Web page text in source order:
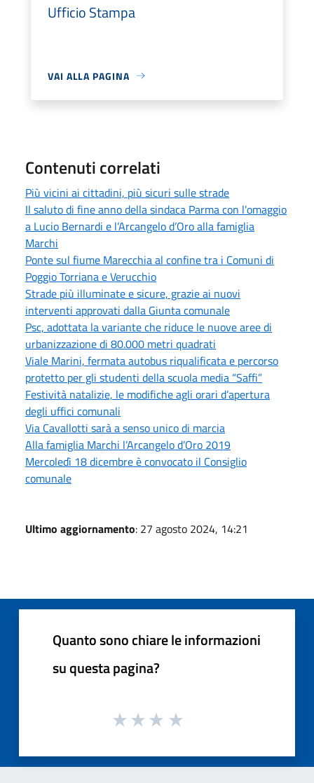
Ufficio Stampa
VAI ALLA PAGINA
Contenuti correlati
Più vicini ai cittadini, più sicuri sulle strade
Il saluto di fine anno della sindaca Parma con l’omaggio
a Lucio Bernardi e l’Arcangelo d’Oro alla famiglia
Marchi
Ponte sul fiume Marecchia al confine tra i Comuni di
Poggio Torriana e Verucchio
Strade più illuminate e sicure, grazie ai nuovi
interventi approvati dalla Giunta comunale
Psc, adottata la variante che riduce le nuove aree di
urbanizzazione di 80.000 metri quadrati
Viale Marini, fermata autobus riqualificata e percorso
protetto per gli studenti della scuola media “Saffi”
Festività natalizie, le modifiche agli orari d’apertura
degli uffici comunali
Via Cavallotti sarà a senso unico di marcia
Alla famiglia Marchi l’Arcangelo d’Oro 2019
Mercoledì 18 dicembre è convocato il Consiglio
comunale
Ultimo aggiornamento: 27 agosto 2024, 14:21
Quanto sono chiare le informazioni
su questa pagina?